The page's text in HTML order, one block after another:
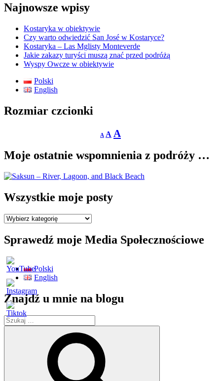
Najnowsze wpisy
Kostaryka w obiektywie
Czy warto odwiedzić San José w Kostaryce?
Kostaryka – Las Mglisty Monteverde
Jakie zakazy turyści muszą znać przed podróżą
Wyspy Owcze w obiektywie
Polski
English
Rozmiar czcionki
A
Decrease
font
A Reset
font
size.
A
size.
Moje ostatnie wspomnienia z podróży …
Wszystkie moje posty
Wszystkie
posty
Sprawedź moje Media Społecznościowe
Polski
English
Znajdź u mnie na blogu
Szukaj: